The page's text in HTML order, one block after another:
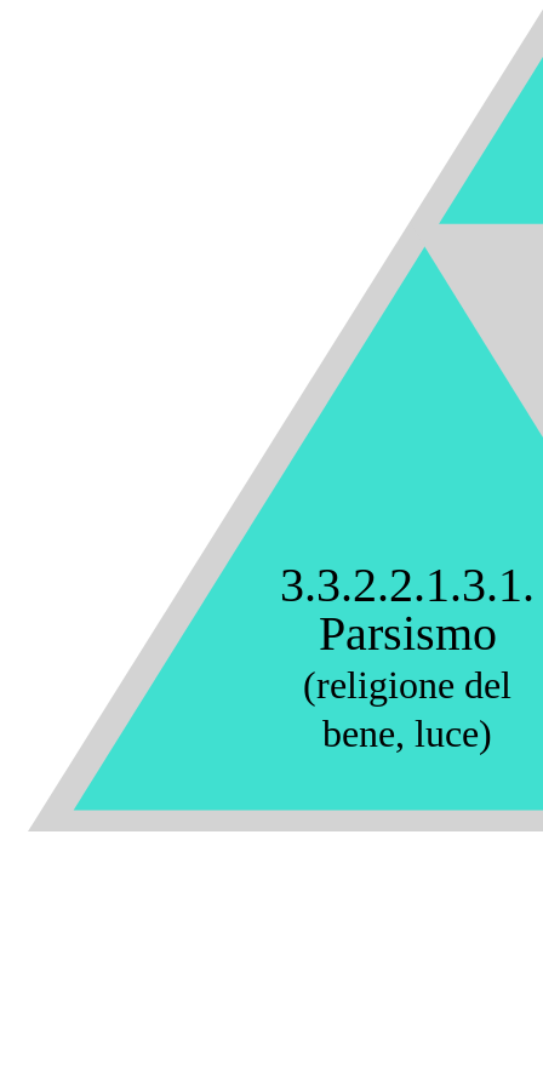
3.3.2.2.1.3.1.
Parsismo
(religione del
bene, luce)